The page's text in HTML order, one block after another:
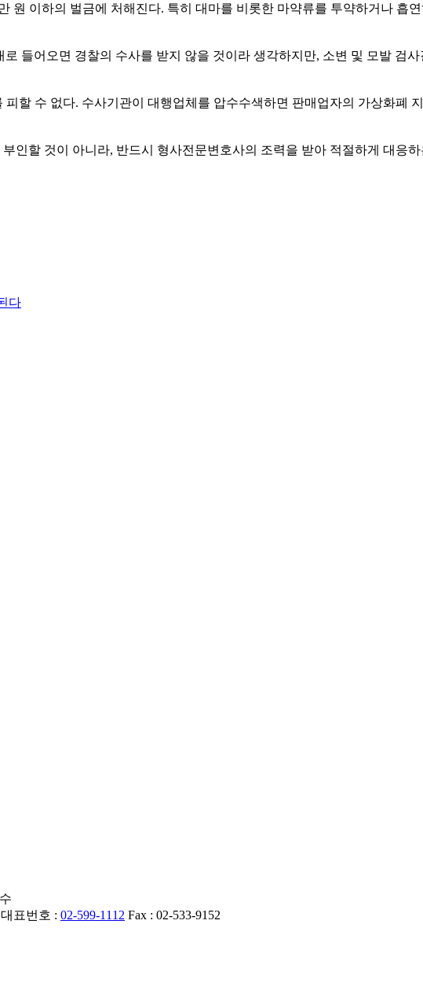
원 이하의 벌금에 처해진다. 특히 대마를 비롯한 마약류를 투약하거나 흡
들어오면 경찰의 수사를 받지 않을 것이라 생각하지만, 소변 및 모발 검
할 수 없다. 수사기관이 대행업체를 압수수색하면 판매업자의 가상화폐
인할 것이 아니라, 반드시 형사전문변호사의 조력을 받아 적절하게 대응
다
표번호 : 02-599-1112 Fax : 02-533-9152